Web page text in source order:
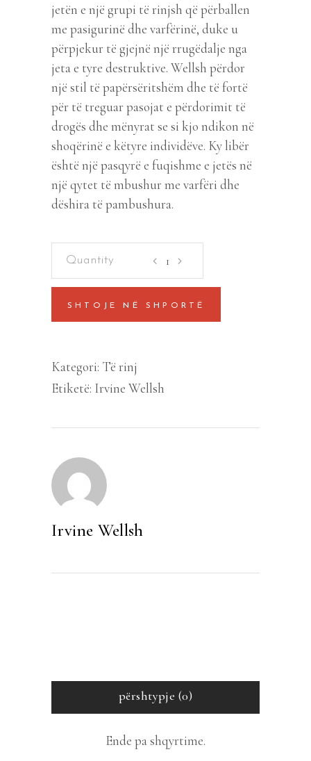
jetën e një grupi të rinjsh që përballen
me pasigurinë dhe varfërinë, duke u
përpjekur të gjejnë një rrugëdalje nga
jeta e tyre destruktive. Wellsh përdor
një stil të papërsëritshëm dhe të fortë
për të treguar pasojat e përdorimit të
drogës dhe mënyrat se si kjo ndikon në
shoqërinë e këtyre individëve. Ky libër
është një pasqyrë e fuqishme e jetës në
një qytet të mbushur me varfëri dhe
dëshira të pambushura.
SHTOJE NË SHPORTË
Kategori: Të rinj
Etiketë: Irvine Wellsh
Irvine Wellsh
përshtypje (0)
Ende pa shqyrtime.